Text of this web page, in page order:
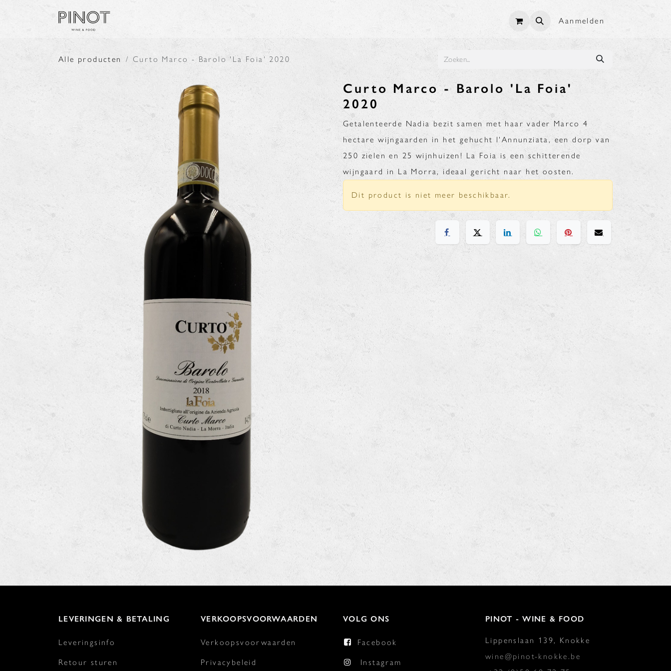
Aanmelden
Alle producten Curto Marco - Barolo 'La Foia' 2020
Curto Marco - Barolo 'La Foia'
2020
Getalenteerde Nadia bezit samen met haar vader Marco 4
hectare wijngaarden in het gehucht l'Annunziata, een dorp van
250 zielen en 25 wijnhuizen! La Foia is een schitterende
wijngaard in La Morra, ideaal gericht naar het oosten.
Dit product is niet meer beschikbaar.
LEVERINGEN & BETALING
Leveringsinfo
Retour sturen
VERKOOPSVOORWAARDEN
Verkoopsvoorwaarden
Privacybeleid
VOLG ONS
Facebook
Instagram
PINOT - WINE & FOOD
Lippenslaan 139, Knokke
wine@pinot-knokke.be